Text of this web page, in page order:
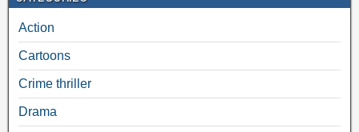
Action
Cartoons
Crime thriller
Drama